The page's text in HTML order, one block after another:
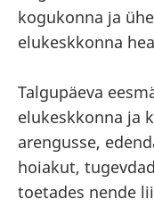
kogukonna ja
elukeskkonna
Talgupäeva
elukeskkonna ja
arengusse,
hoiakut,
toetades nende